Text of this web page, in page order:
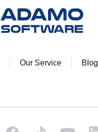
Our Service Blog